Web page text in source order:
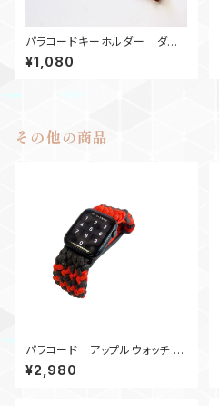
パラコードキーホルダー ダイ
ヤモンド_ウッドビーズ2_Rナット
2_オレンジ
¥1,080
その他の商品
パラコード アップルウォッチ バ
ンド44_Conquistador2Colo
r_OG
¥2,980